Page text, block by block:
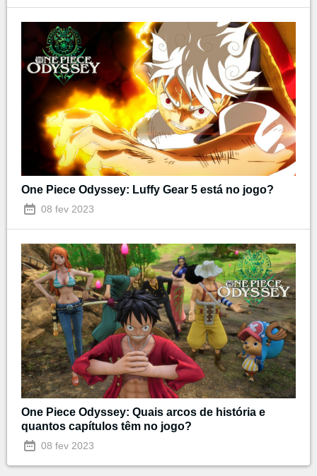
One Piece Odyssey: Luffy Gear 5 está no jogo?
08 fev 2023
One Piece Odyssey: Quais arcos de história e
quantos capítulos têm no jogo?
08 fev 2023